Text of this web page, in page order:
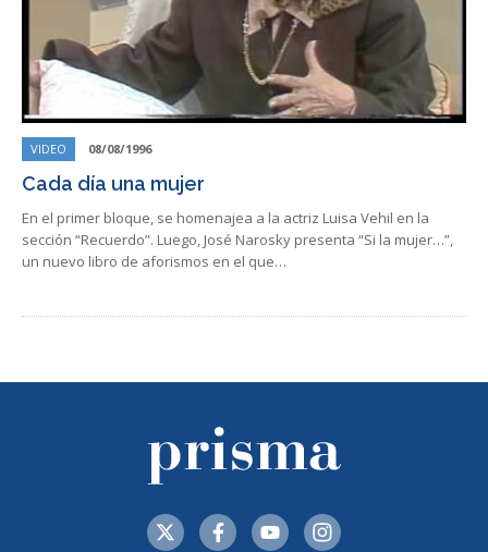
VIDEO 08/08/1996
Cada día una mujer
En el primer bloque, se homenajea a la actriz Luisa Vehil en la
sección “Recuerdo”. Luego, José Narosky presenta “Si la mujer…”,
un nuevo libro de aforismos en el que…